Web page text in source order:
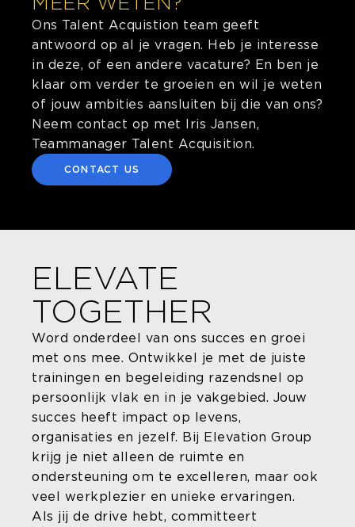
Ons Talent Acquistion team geeft
antwoord op al je vragen. Heb je interesse
in deze, of een andere vacature? En ben je
klaar om verder te groeien en wil je weten
of jouw ambities aansluiten bij die van ons?
Neem contact op met Iris Jansen,
Teammanager Talent Acquisition.
CONTACT US
ELEVATE
TOGETHER
Word onderdeel van ons succes en groei
met ons mee. Ontwikkel je met de juiste
trainingen en begeleiding razendsnel op
persoonlijk vlak en in je vakgebied. Jouw
succes heeft impact op levens,
organisaties en jezelf. Bij Elevation Group
krijg je niet alleen de ruimte en
ondersteuning om te excelleren, maar ook
veel werkplezier en unieke ervaringen.
Als jij de drive hebt, committeert